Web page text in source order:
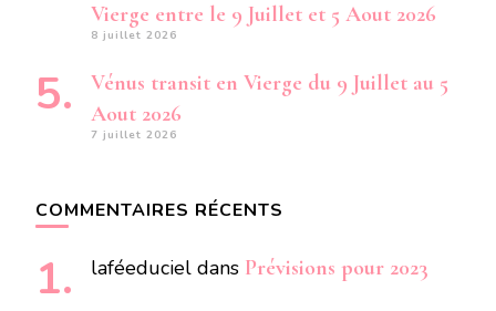
Vierge entre le 9 Juillet et 5 Aout 2026
8 juillet 2026
Vénus transit en Vierge du 9 Juillet au 5
Aout 2026
7 juillet 2026
COMMENTAIRES RÉCENTS
laféeduciel dans Prévisions pour 2023